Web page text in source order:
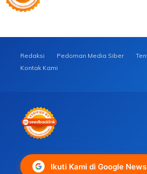
Redaksi Pedoman Media Siber
Kontak Kami
Ikuti Kami di Google News